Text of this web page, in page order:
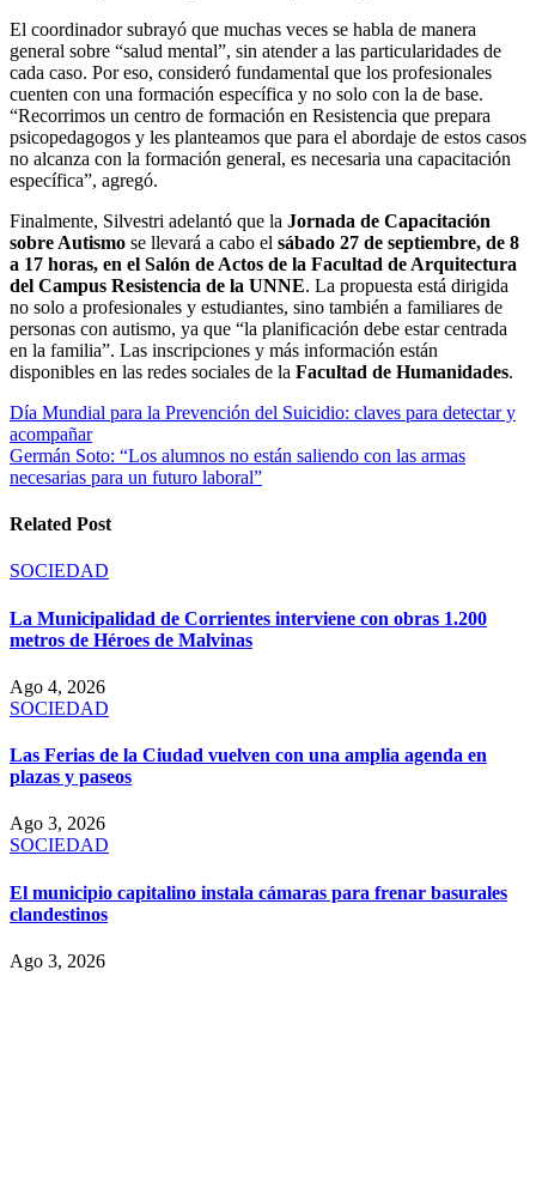
El coordinador subrayó que muchas veces se habla de manera
general sobre “salud mental”, sin atender a las particularidades de
cada caso. Por eso, consideró fundamental que los profesionales
cuenten con una formación específica y no solo con la de base.
“Recorrimos un centro de formación en Resistencia que prepara
psicopedagogos y les planteamos que para el abordaje de estos casos
no alcanza con la formación general, es necesaria una capacitación
específica”, agregó.
Finalmente, Silvestri adelantó que la Jornada de Capacitación
sobre Autismo se llevará a cabo el sábado 27 de septiembre, de 8
a 17 horas, en el Salón de Actos de la Facultad de Arquitectura
del Campus Resistencia de la UNNE. La propuesta está dirigida
no solo a profesionales y estudiantes, sino también a familiares de
personas con autismo, ya que “la planificación debe estar centrada
en la familia”. Las inscripciones y más información están
disponibles en las redes sociales de la Facultad de Humanidades.
Navegación
de
entradas
Día Mundial para la Prevención del Suicidio: claves para detectar y
acompañar
Germán Soto: “Los alumnos no están saliendo con las armas
necesarias para un futuro laboral”
Related Post
SOCIEDAD
La Municipalidad de Corrientes interviene con obras 1.200
metros de Héroes de Malvinas
Ago 4, 2026
SOCIEDAD
Las Ferias de la Ciudad vuelven con una amplia agenda en
plazas y paseos
Ago 3, 2026
SOCIEDAD
El municipio capitalino instala cámaras para frenar basurales
clandestinos
Ago 3, 2026